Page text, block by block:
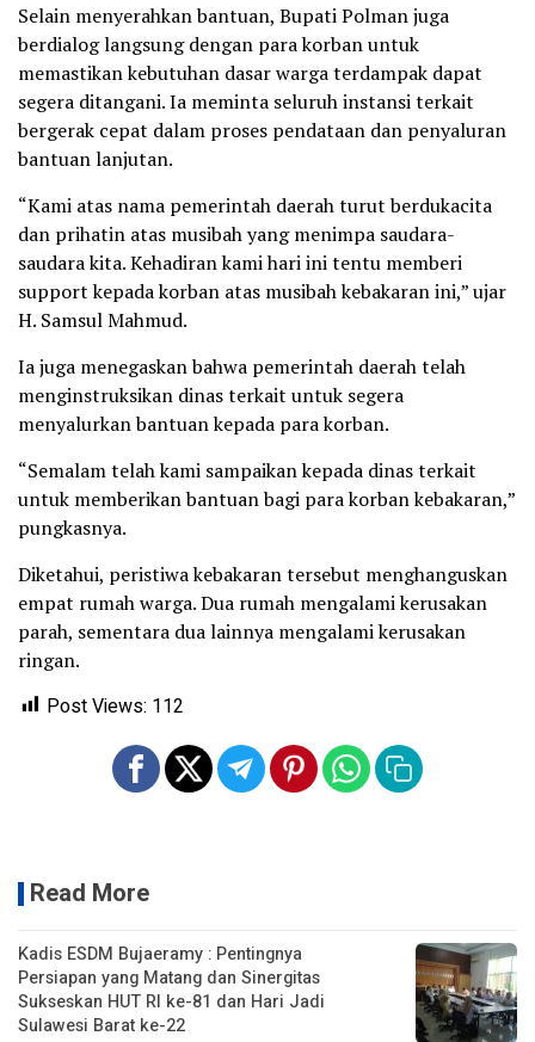
Selain menyerahkan bantuan, Bupati Polman juga
berdialog langsung dengan para korban untuk
memastikan kebutuhan dasar warga terdampak dapat
segera ditangani. Ia meminta seluruh instansi terkait
bergerak cepat dalam proses pendataan dan penyaluran
bantuan lanjutan.
“Kami atas nama pemerintah daerah turut berdukacita
dan prihatin atas musibah yang menimpa saudara-
saudara kita. Kehadiran kami hari ini tentu memberi
support kepada korban atas musibah kebakaran ini,” ujar
H. Samsul Mahmud.
Ia juga menegaskan bahwa pemerintah daerah telah
menginstruksikan dinas terkait untuk segera
menyalurkan bantuan kepada para korban.
“Semalam telah kami sampaikan kepada dinas terkait
untuk memberikan bantuan bagi para korban kebakaran,”
pungkasnya.
Diketahui, peristiwa kebakaran tersebut menghanguskan
empat rumah warga. Dua rumah mengalami kerusakan
parah, sementara dua lainnya mengalami kerusakan
ringan.
Post Views: 112
Read More
Kadis ESDM Bujaeramy : Pentingnya
Persiapan yang Matang dan Sinergitas
Sukseskan HUT RI ke-81 dan Hari Jadi
Sulawesi Barat ke-22